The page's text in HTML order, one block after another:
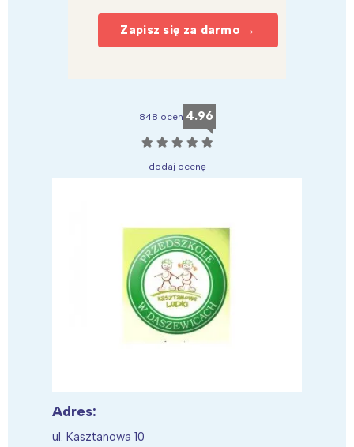
Zapisz się za darmo →
848 ocen 4.96
☆ ☆ ☆ ☆ ☆
dodaj ocenę
Adres:
ul. Kasztanowa 10